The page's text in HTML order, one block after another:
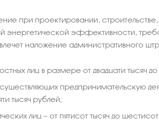
при проектировании,
энергетической эффективности,
наложение административного
лиц в размере от двадцати тысяч
предпринимательскую
тысяч рублей;
лиц — от пятисот тысяч до